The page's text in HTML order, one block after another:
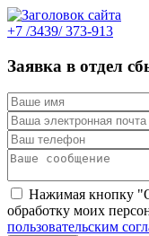
+7 /3439/ 373-913
Заявка в отдел
Нажимая кнопку
обработку моих
пользовательским